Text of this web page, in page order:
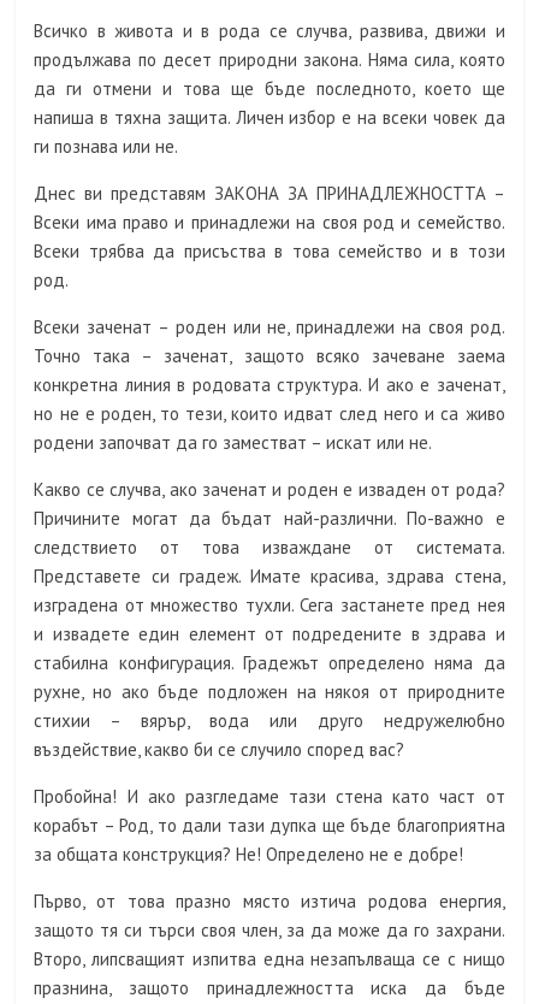
Всичко в живота и в рода се случва, развива, движи и
продължава по десет природни закона. Няма сила, която
да ги отмени и това ще бъде последното, което ще
напиша в тяхна защита. Личен избор е на всеки човек да
ги познава или не.
Днес ви представям ЗАКОНА ЗА ПРИНАДЛЕЖНОСТТА –
Всеки има право и принадлежи на своя род и семейство.
Всеки трябва да присъства в това семейство и в този
род.
Всеки заченат – роден или не, принадлежи на своя род.
Точно така – заченат, защото всяко зачеване заема
конкретна линия в родовата структура. И ако е заченат,
но не е роден, то тези, които идват след него и са живо
родени започват да го заместват – искат или не.
Какво се случва, ако заченат и роден е изваден от рода?
Причините могат да бъдат най-различни. По-важно е
следствието от това изваждане от системата.
Представете си градеж. Имате красива, здрава стена,
изградена от множество тухли. Сега застанете пред нея
и извадете един елемент от подредените в здрава и
стабилна конфигурация. Градежът определено няма да
рухне, но ако бъде подложен на някоя от природните
стихии – вярър, вода или друго недружелюбно
въздействие, какво би се случило според вас?
Пробойна! И ако разгледаме тази стена като част от
корабът – Род, то дали тази дупка ще бъде благоприятна
за общата конструкция? Не! Определено не е добре!
Първо, от това празно място изтича родова енергия,
защото тя си търси своя член, за да може да го захрани.
Второ, липсващият изпитва една незапълваща се с нищо
празнина, защото принадлежността иска да бъде